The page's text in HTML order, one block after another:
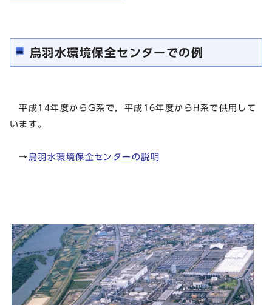
鳥羽水環境保全センターでの例
平成14年度からG系で，平成16年度からH系で供用して
います。
→ 鳥羽水環境保全センターの説明